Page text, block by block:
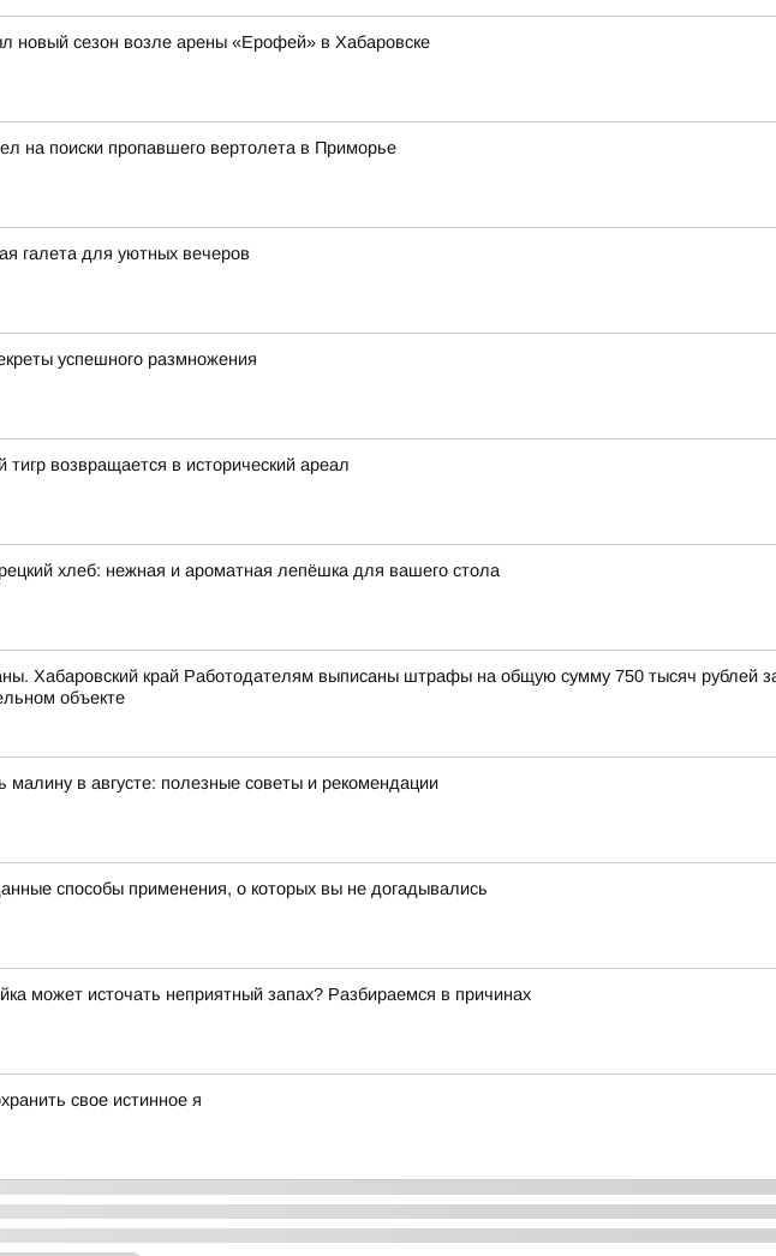
новый сезон возле арены «Ерофей» в Хабаровске
на поиски пропавшего вертолета в Приморье
галета для уютных вечеров
успешного размножения
тигр возвращается в исторический ареал
хлеб: нежная и ароматная лепёшка для вашего стола
Хабаровский край Работодателям выписаны штрафы на общую сумму 750 тысяч рублей
объекте
малину в августе: полезные советы и рекомендации
способы применения, о которых вы не догадывались
может источать неприятный запах? Разбираемся в причинах
свое истинное я